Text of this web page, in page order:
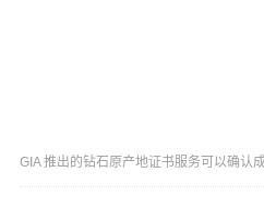
GIA 推出的钻石原产地证书服务可以确认